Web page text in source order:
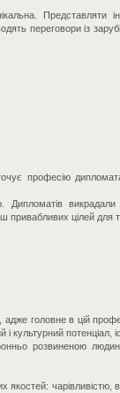
Представляти
переговори із
професію
привабливих цілей для
головне в цій
і культурний
розвиненою
якостей: